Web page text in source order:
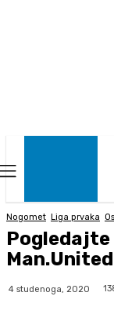
Nogomet Liga prvaka
4 studenoga, 2020